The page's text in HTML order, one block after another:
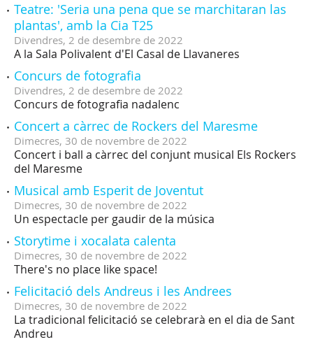
Teatre: 'Seria una pena que se marchitaran las
plantas', amb la Cia T25
Divendres, 2 de desembre de 2022
A la Sala Polivalent d'El Casal de Llavaneres
Concurs de fotografia
Divendres, 2 de desembre de 2022
Concurs de fotografia nadalenc
Concert a càrrec de Rockers del Maresme
Dimecres, 30 de novembre de 2022
Concert i ball a càrrec del conjunt musical Els Rockers
del Maresme
Musical amb Esperit de Joventut
Dimecres, 30 de novembre de 2022
Un espectacle per gaudir de la música
Storytime i xocalata calenta
Dimecres, 30 de novembre de 2022
There's no place like space!
Felicitació dels Andreus i les Andrees
Dimecres, 30 de novembre de 2022
La tradicional felicitació se celebrarà en el dia de Sant
Andreu